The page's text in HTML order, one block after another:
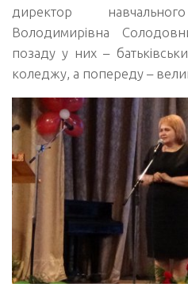
директор
Володимирівна
позаду у них –
коледжу, а попереду –